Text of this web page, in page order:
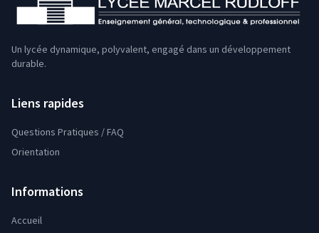
Un lycée dynamique, polyvalent, engagé dans un développement
durable.
Liens rapides
Questions Pratiques / FAQ
Orientation
Informations
Accueil